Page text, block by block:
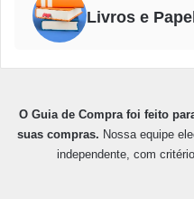
Livros e
O Guia de Compra foi feito
suas compras. Nossa equipe
independente, com